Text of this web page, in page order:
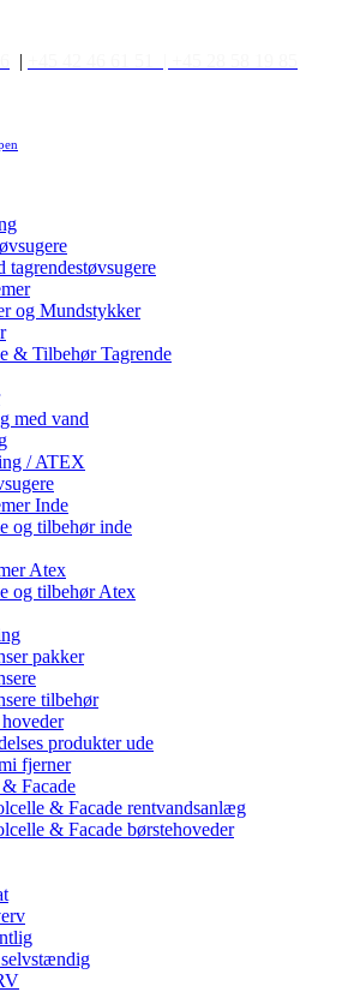
|
tagrendestøvsugere
og Mundstykker
& Tilbehør Tagrende
med vand
/ ATEX
Inde
og tilbehør inde
Atex
og tilbehør Atex
pakker
tilbehør
produkter ude
fjerner
Facade
& Facade rentvandsanlæg
& Facade børstehoveder